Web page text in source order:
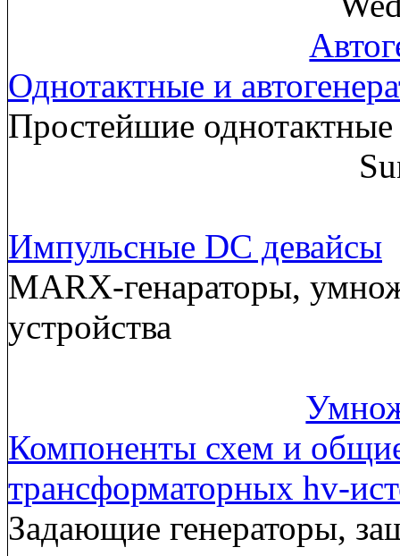
Однотактные и
Простейшие
Импульсные DC девайсы
MARX-генараторы,
устройства
Компоненты схем и
трансформаторных hv-
Задающие генераторы,